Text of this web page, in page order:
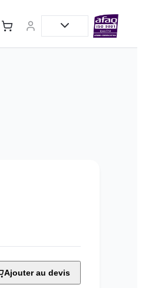
Ajouter au devis